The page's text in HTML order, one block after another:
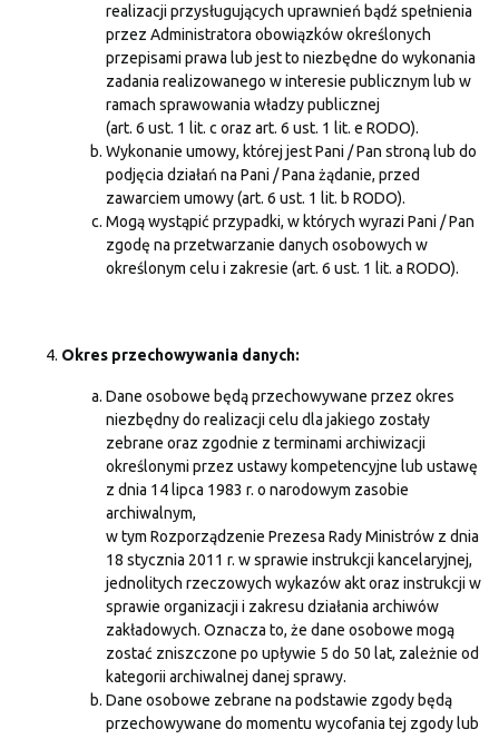
realizacji przysługujących uprawnień bądź spełnienia
przez Administratora obowiązków określonych
przepisami prawa lub jest to niezbędne do wykonania
zadania realizowanego w interesie publicznym lub w
ramach sprawowania władzy publicznej
(art. 6 ust. 1 lit. c oraz art. 6 ust. 1 lit. e RODO).
Wykonanie umowy, której jest Pani / Pan stroną lub do
podjęcia działań na Pani / Pana żądanie, przed
zawarciem umowy (art. 6 ust. 1 lit. b RODO).
Mogą wystąpić przypadki, w których wyrazi Pani / Pan
zgodę na przetwarzanie danych osobowych w
określonym celu i zakresie (art. 6 ust. 1 lit. a RODO).
Okres przechowywania danych:
Dane osobowe będą przechowywane przez okres
niezbędny do realizacji celu dla jakiego zostały
zebrane oraz zgodnie z terminami archiwizacji
określonymi przez ustawy kompetencyjne lub ustawę
z dnia 14 lipca 1983 r. o narodowym zasobie
archiwalnym,
w tym Rozporządzenie Prezesa Rady Ministrów z dnia
18 stycznia 2011 r. w sprawie instrukcji kancelaryjnej,
jednolitych rzeczowych wykazów akt oraz instrukcji w
sprawie organizacji i zakresu działania archiwów
zakładowych. Oznacza to, że dane osobowe mogą
zostać zniszczone po upływie 5 do 50 lat, zależnie od
kategorii archiwalnej danej sprawy.
Dane osobowe zebrane na podstawie zgody będą
przechowywane do momentu wycofania tej zgody lub